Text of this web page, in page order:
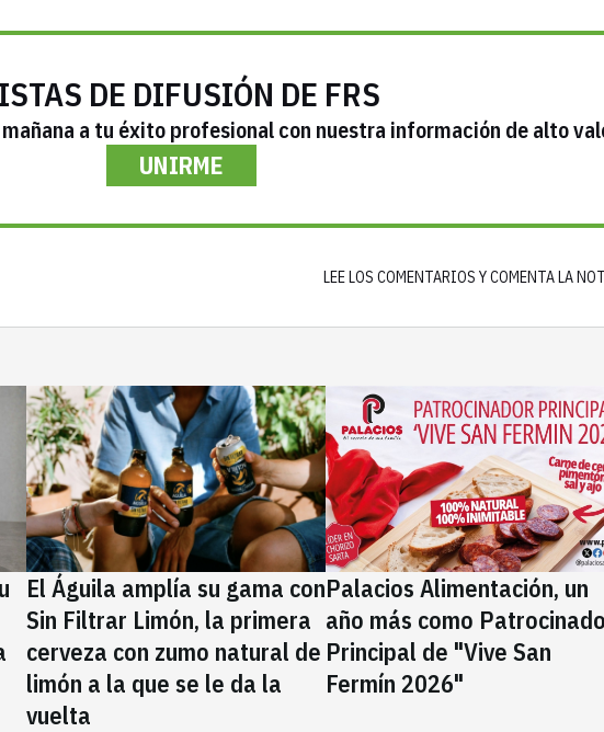
DE DIFUSIÓN DE FRS
a tu éxito profesional con nuestra información de alto
UNIRME
LEE LOS COMENTARIOS Y COMENTA LA
El Águila amplía su gama con
Sin Filtrar Limón, la primera
cerveza con zumo natural de
limón a la que se le da la
vuelta
Palacios Alimentación, un
año más como
Principal de "Vive San
Fermín 2026"